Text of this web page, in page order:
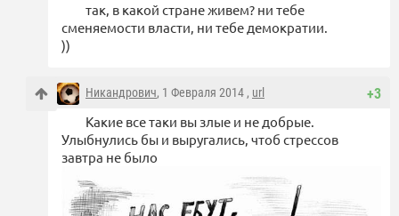
так, в какой стране живем? ни тебе
сменяемости власти, ни тебе демократии.
))
+3
Никандрович, 1 Февраля 2014 , url
Какие все таки вы злые и не добрые.
Улыбнулись бы и выругались, чтоб стрессов
завтра не было